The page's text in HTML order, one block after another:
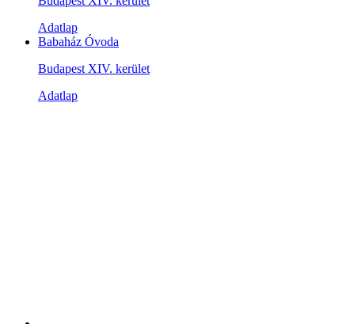
Adatlap
Babaház Óvoda
Budapest XIV. kerület
Adatlap